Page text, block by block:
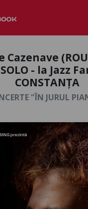
Cazenave
- la Jazz
CONSTANȚA
"ÎN JURUL